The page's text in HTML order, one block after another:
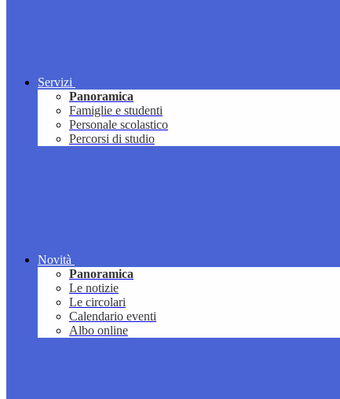
Servizi
Panoramica
Famiglie e studenti
Personale scolastico
Percorsi di studio
Novità
Panoramica
Le notizie
Le circolari
Calendario eventi
Albo online